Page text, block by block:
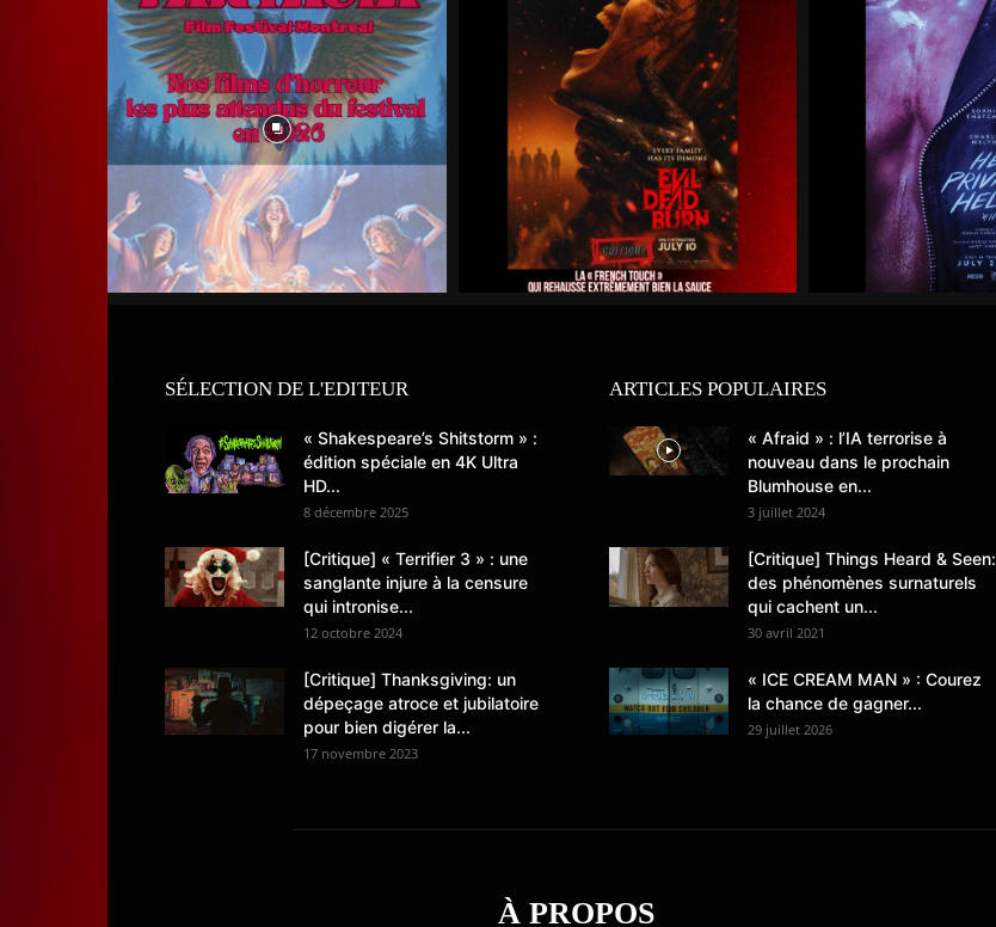
SÉLECTION DE L'EDITEUR
« Shakespeare’s Shitstorm » :
édition spéciale en 4K Ultra
HD...
8 décembre 2025
[Critique] « Terrifier 3 » : une
sanglante injure à la censure
qui intronise...
12 octobre 2024
[Critique] Thanksgiving: un
dépeçage atroce et jubilatoire
pour bien digérer la...
17 novembre 2023
ARTICLES POPULAIRES
« Afraid » : l’IA terrorise à
nouveau dans le prochain
Blumhouse en...
3 juillet 2024
[Critique] Things Heard & Seen:
des phénomènes surnaturels
qui cachent un...
30 avril 2021
« ICE CREAM MAN » : Courez
la chance de gagner...
29 juillet 2026
À PROPOS